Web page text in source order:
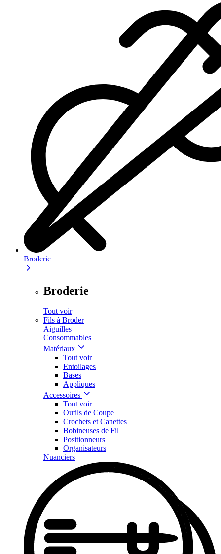
Broderie
Broderie
Tout voir
Fils à Broder
Aiguilles
Consommables
Matériaux
Tout voir
Entoilages
Bases
Appliques
Accessoires
Tout voir
Outils de Coupe
Crochets et Canettes
Bobineuses de Fil
Positionneurs
Organisateurs
Nuanciers